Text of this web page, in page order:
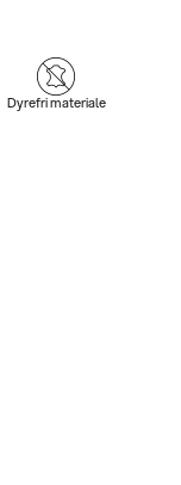
Dyrefri materiale